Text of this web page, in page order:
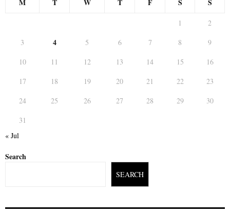
M T W T F S S
1
2
3
4 5 6 7 8
9
10
11 12 13 14 15
16
17
18 19 20 21 22
23
24
25 26 27 28 29
30
31
« Jul
Search
SEARCH